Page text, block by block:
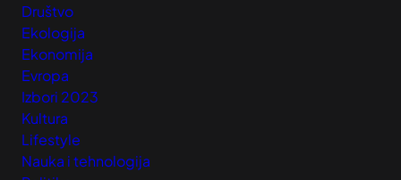
Društvo
Ekologija
Ekonomija
Evropa
Izbori 2023
Kultura
Lifestyle
Nauka i tehnologija